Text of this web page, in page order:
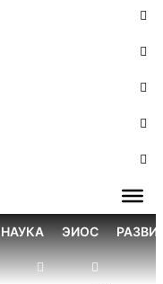
НАУКА ЭИОС